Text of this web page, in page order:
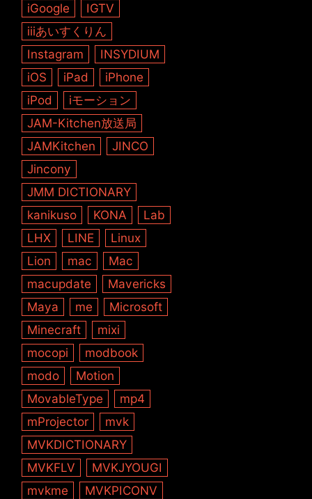
iGoogle
IGTV
iiiあいすくりん
Instagram
INSYDIUM
iOS
iPad
iPhone
iPod
iモーション
JAM-Kitchen放送局
JAMKitchen
JINCO
Jincony
JMM DICTIONARY
kanikuso
KONA
Lab
LHX
LINE
Linux
Lion
mac
Mac
macupdate
Mavericks
Maya
me
Microsoft
Minecraft
mixi
mocopi
modbook
modo
Motion
MovableType
mp4
mProjector
mvk
MVKDICTIONARY
MVKFLV
MVKJYOUGI
mvkme
MVKPICONV